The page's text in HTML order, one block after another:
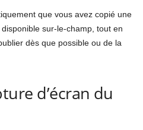
que vous avez copié une
sur-le-champ, tout en
dès que possible ou de la
d’écran du